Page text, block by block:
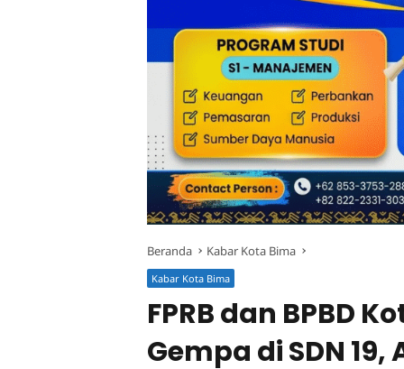
Beranda Kabar Kota Bima
Kabar Kota Bima
FPRB dan BPBD
Gempa di SDN